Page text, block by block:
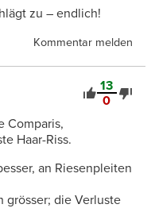
zu – endlich!
Kommentar melden
13
0
Comparis,
Haar-Riss.
an Riesenpleiten
grösser; die Verluste